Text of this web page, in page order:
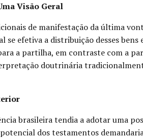
Visão Geral
de manifestação da última
se efetiva a distribuição desses
a partilha, em contraste com a
doutrinária
brasileira tendia a adotar uma
dos testamentos